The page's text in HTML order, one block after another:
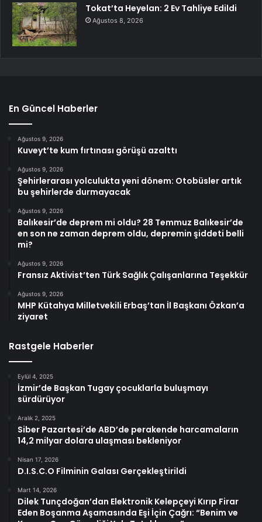
Tokat’ta Heyelan: 2 Ev Tahliye Edildi
Ağustos 8, 2026
En Güncel Haberler
Ağustos 9, 2026
Kuveyt’te kum fırtınası görüşü azalttı
Ağustos 9, 2026
Şehirlerarası yolculukta yeni dönem: Otobüsler artık
bu şehirlerde durmayacak
Ağustos 9, 2026
Balıkesir’de deprem mi oldu? 28 Temmuz Balıkesir’de
en son ne zaman deprem oldu, depremin şiddeti belli
mi?
Ağustos 9, 2026
Fransız Aktivist’ten Türk Sağlık Çalışanlarına Teşekkür
Ağustos 9, 2026
MHP Kütahya Milletvekili Erbaş’tan İl Başkanı Özkan’a
ziyaret
Rastgele Haberler
Eylül 4, 2025
İzmir’de Başkan Tugay çocuklarla buluşmayı
sürdürüyor
Aralık 2, 2025
Siber Pazartesi’de ABD’de perakende harcamaların
14,2 milyar dolara ulaşması bekleniyor
Nisan 17, 2026
D.I.S.C.O Filminin Galası Gerçekleştirildi
Mart 14, 2026
Dilek Tunçdoğan’dan Elektronik Kelepçeyi Kırıp Firar
Eden Boşanma Aşamasında Eşi İçin Çağrı: “Benim ve